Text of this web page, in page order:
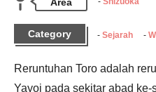
Category Sejarah
Reruntuhan Toro adalah
Yayoi pada sekitar abad